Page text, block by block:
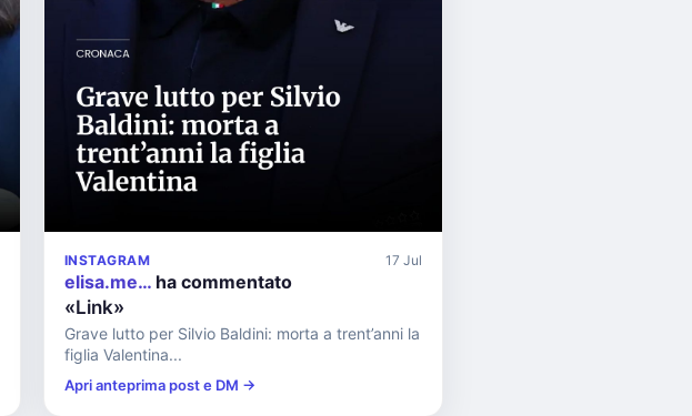
INSTAGRAM 17 Jul
elisa.me… ha commentato
«Link»
Grave lutto per Silvio Baldini: morta a trent’anni la
figlia Valentina...
Apri anteprima post e DM →